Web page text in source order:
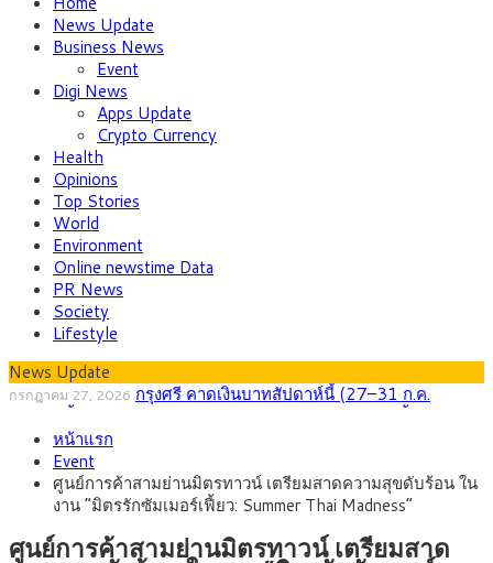
News Update
Business News
Event
Digi News
Apps Update
Crypto Currency
Health
Opinions
Top Stories
World
Environment
Online newstime Data
PR News
Society
Lifestyle
News Update
กรกฎาคม 27, 2026 กรุงศรี คาดเงินบาทสัปดาห์นี้ (27–31 ก.ค.
หน้ารถไฟฟ้าสงขลา โมโนเรล 12.54 กม. เชื่อมเมืองหาดใหญ่
สิงหาคม 4, 2026
หัวเพียง 2,618 บาท เสนอทบทวนจัดสรรงบให้สอดคล้องภาระงาน
จริง
สิงหาคม 3, 2026
33.00-33.60 ติดตามข้อมูลจ้างงานสหรัฐฯ
สิงหาคม 1, 2026 “เอกนิติ” เปิดเครื่องยนต์เศรษฐกิจใหม่ของไทย เดิน
หน้า 5 ยุทธศาสตร์ รื้อโครงสร้างเศรษฐกิจ ดันไทยโตเต็มศักยภาพ
กรกฎาคม 27, 2026 ภัยเงียบใกล้ตัวเด็ก LSD “แสตมป์เมา” ยาเสพติด
ลายการ์ตูน กรมศุลกากร เตือนผู้ปกครองเฝ้าระวัง หลังยึดล็อตใหญ่
หน้าแรก
Event
ศูนย์การค้าสามย่านมิตรทาวน์ เตรียมสาดความสุขดับร้อน ใน
งาน “มิตรรักซัมเมอร์เฟี้ยว: Summer Thai Madness”
ศูนย์การค้าสามย่านมิตรทาวน์ เตรียมสาด